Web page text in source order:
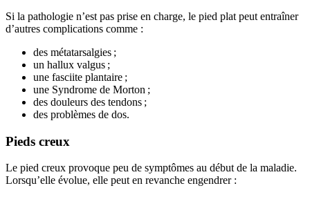
Si la pathologie n’est pas prise en charge, le pied plat peut entraîner
d’autres complications comme :
des métatarsalgies ;
un hallux valgus ;
une fasciite plantaire ;
une Syndrome de Morton ;
des douleurs des tendons ;
des problèmes de dos.
Pieds creux
Le pied creux provoque peu de symptômes au début de la maladie.
Lorsqu’elle évolue, elle peut en revanche engendrer :